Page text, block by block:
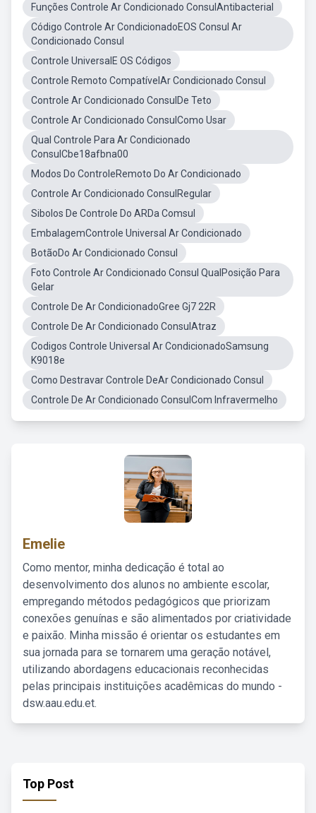
Funções Controle Ar Condicionado ConsulAntibacterial
Código Controle Ar CondicionadoEOS Consul Ar
Condicionado Consul
Controle UniversalE OS Códigos
Controle Remoto CompatívelAr Condicionado Consul
Controle Ar Condicionado ConsulDe Teto
Controle Ar Condicionado ConsulComo Usar
Qual Controle Para Ar Condicionado
ConsulCbe18afbna00
Modos Do ControleRemoto Do Ar Condicionado
Controle Ar Condicionado ConsulRegular
Sibolos De Controle Do ARDa Comsul
EmbalagemControle Universal Ar Condicionado
BotãoDo Ar Condicionado Consul
Foto Controle Ar Condicionado Consul QualPosição Para
Gelar
Controle De Ar CondicionadoGree Gj7 22R
Controle De Ar Condicionado ConsulAtraz
Codigos Controle Universal Ar CondicionadoSamsung
K9018e
Como Destravar Controle DeAr Condicionado Consul
Controle De Ar Condicionado ConsulCom Infravermelho
Emelie
Como mentor, minha dedicação é total ao
desenvolvimento dos alunos no ambiente escolar,
empregando métodos pedagógicos que priorizam
conexões genuínas e são alimentados por criatividade
e paixão. Minha missão é orientar os estudantes em
sua jornada para se tornarem uma geração notável,
utilizando abordagens educacionais reconhecidas
pelas principais instituições acadêmicas do mundo -
dsw.aau.edu.et.
Top Post